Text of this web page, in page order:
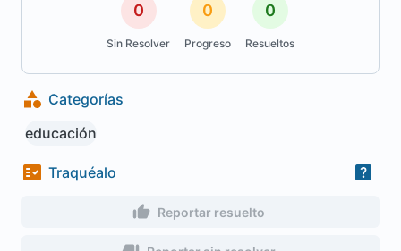
0
Sin Resolver
0
Progreso
0
Resueltos
Categorías
educación
Traquéalo
Reportar resuelto